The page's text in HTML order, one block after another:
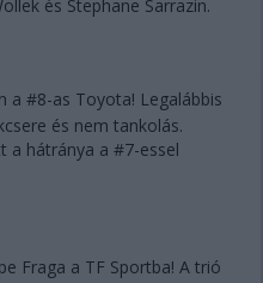
és Stephane Sarrazin.
a #8-as Toyota! Legalábbis
és nem tankolás.
a hátránya a #7-essel
Fraga a TF Sportba! A trió